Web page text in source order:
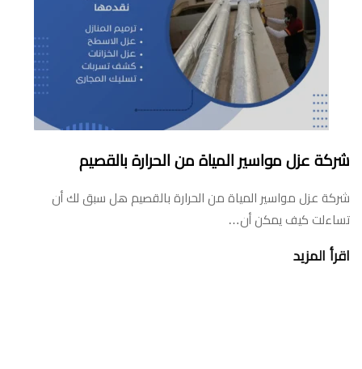
شركة عزل مواسير المياة من الحرارة بالقصيم
شركة عزل مواسير المياة من الحرارة بالقصيم هل سبق لك أن
تساءلت كيف يمكن أن…
اقرأ المزيد